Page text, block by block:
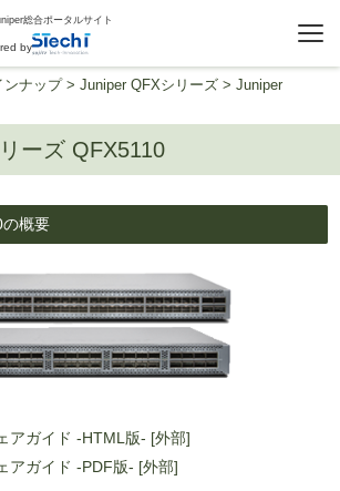
総合ポータルサイト
by
ンナップ> Juniper QFXシリーズ > Juniper
ーズ QFX5110
概要
アガイド -HTML版- [外部]
アガイド -PDF版- [外部]